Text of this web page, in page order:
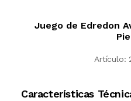
Juego de Edredon
Artículo:
Características